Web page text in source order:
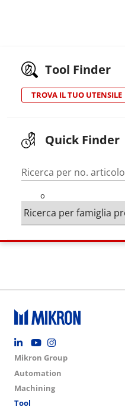
Tool Finder
TROVA IL TUO UTENSILE
Quick Finder
Ricerca per no. articolo
o
Footer social
Group menu
Mikron Group
Automation
Machining
Tool